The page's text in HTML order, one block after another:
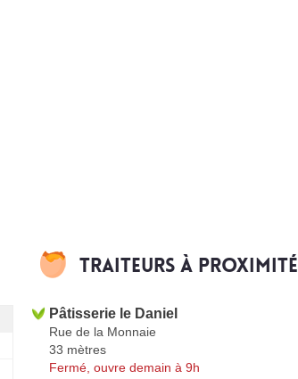
Traiteurs à proximité
Pâtisserie le Daniel
Rue de la Monnaie
33 mètres
Fermé, ouvre demain à 9h